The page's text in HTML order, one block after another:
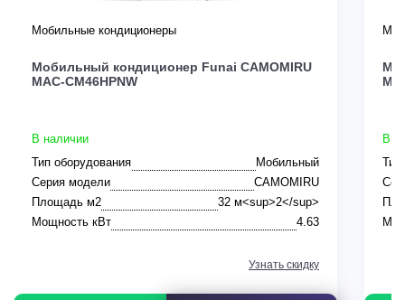
Мобильные кондиционеры
Мобильный кондиционер Funai CAMOMIRU
MAC-CM46HPNW
В наличии
Тип оборудования
Мобильный
Серия модели
CAMOMIRU
Площадь м2
32 м<sup>2</sup>
Мощность кВт
4.63
Узнать скидку
В
Тип